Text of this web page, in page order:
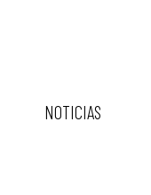
NOTICIAS